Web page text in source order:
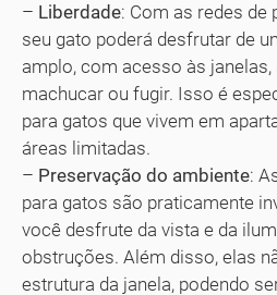
– Liberdade: Com as redes de
seu gato poderá desfrutar de
amplo, com acesso às
machucar ou fugir. Isso é
para gatos que vivem em
áreas limitadas.
– Preservação do ambiente:
para gatos são praticamente
você desfrute da vista e da
obstruções. Além disso, elas
estrutura da janela, podendo